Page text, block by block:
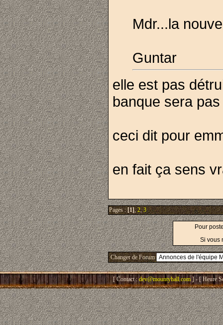
Mdr...la
Guntar
elle est pas
banque sera
ceci dit pour
en fait ça sens
Pages :[1],2,3
Pour
Si vous
Changer de Forum
[ Contact : dev@mountyhall.com ] - [ Heure